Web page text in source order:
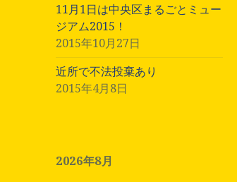
11月1日は中央区まるごとミュー
ジアム2015！
2015年10月27日
近所で不法投棄あり
2015年4月8日
2026年8月